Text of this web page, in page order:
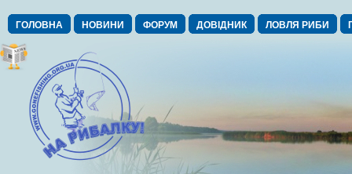
ГОЛОВНА НОВИНИ ФОРУМ ДОВІДНИК ЛОВЛЯ РИБИ